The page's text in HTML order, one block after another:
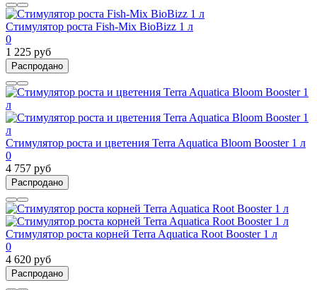
Стимулятор роста Fish-Mix BioBizz 1 л
0
1 225 руб
Распродано
Стимулятор роста и цветения Terra Aquatica Bloom Booster 1 л
0
4 757 руб
Распродано
Стимулятор роста корней Terra Aquatica Root Booster 1 л
0
4 620 руб
Распродано